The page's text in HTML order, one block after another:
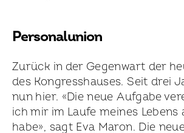
Personalunion
Zurück in der Gegenwart der
des Kongress­hauses. Seit drei
nun hier. «Die neue Aufgabe
ich mir im Laufe meines Lebens
habe», sagt Eva Maron. Die